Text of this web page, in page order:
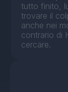
tutto finito,
trovare il
anche nei
contrario di
cercare.